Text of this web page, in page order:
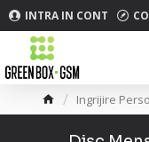
INTRA IN CONT
Ingrijire